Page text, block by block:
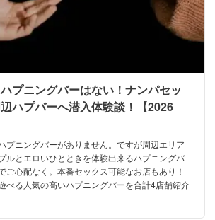
プニングバーはない！ナンパセッ
ハプバーへ潜入体験談！【2026
プニングバーがありません。ですが周辺エリア
ルとエロいひとときを体験出来るハプニングバ
ご心配なく。本番セックス可能なお店もあり！
べる人気の高いハプニングバーを合計4店舗紹介